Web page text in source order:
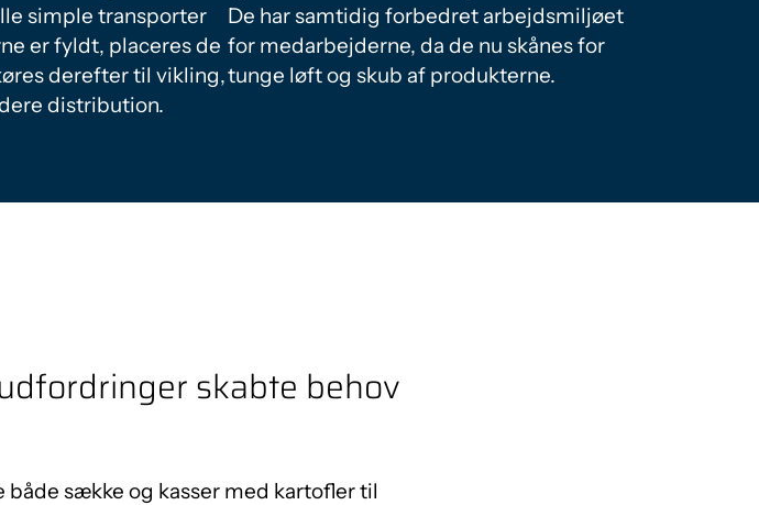
simple transporter
er fyldt, placeres de
derefter til vikling,
distribution.
De har samtidig forbedret arbejdsmiljøet
for medarbejderne, da de nu skånes for
tunge løft og skub af produkterne.
skabte behov
både sække og kasser med kartofler til